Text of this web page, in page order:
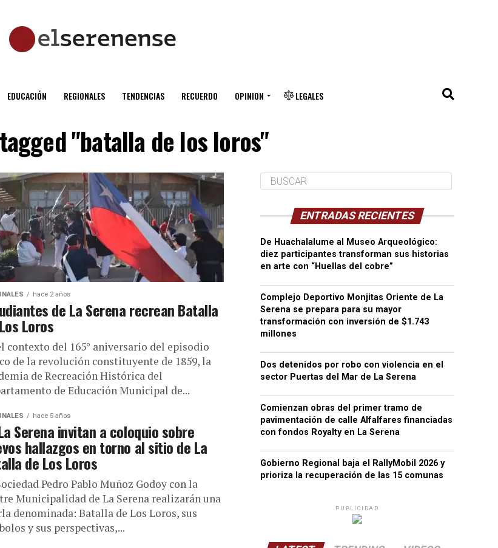
EDUCACIÓN REGIONALES TENDENCIAS RECUERDO OPINION LEGALES
"batalla de los loros"
hace 2 años
de La Serena recrean Batalla
Loros
contexto del 165° aniversario del episodio
de la revolución constituyente de 1859, la
de Recreación Histórica del
de Educación Municipal de...
hace 5 años
Serena invitan a coloquio sobre
hallazgos en torno al sitio de La
de Los Loros
Pedro Pablo Muñoz Godoy con la
Municipalidad de La Serena realizarán una
denominada: Batalla de Los Loros, sus
y sus perspectivas,...
ENTRADAS RECIENTES
De Huachalalume al Museo Arqueológico:
diez participantes transforman sus historias
en arte con “Huellas del cobre”
Complejo Deportivo Monjitas Oriente de La
Serena se prepara para su mayor
transformación con inversión de $1.743
millones
Dos detenidos por robo con violencia en el
sector Puertas del Mar de La Serena
Comienzan obras del primer tramo de
pavimentación de calle Alfalfares financiadas
con fondos Royalty en La Serena
Gobierno Regional baja el RallyMobil 2026 y
prioriza la recuperación de las 15 comunas
PUBLICIDAD